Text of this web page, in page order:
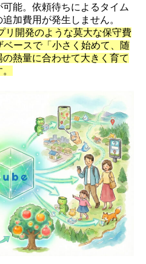
能。依頼待ちによるタイム
加費用が発生しません。
リ開発のような莫大な保守費
ースで「小さく始めて、随
熱量に合わせて大きく育て